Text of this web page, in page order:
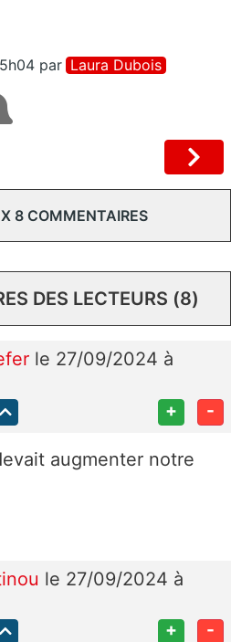
par Laura Dubois
8 COMMENTAIRES
DES LECTEURS (8)
le 27/09/2024 à
+ -
augmenter notre
le 27/09/2024 à
+ -